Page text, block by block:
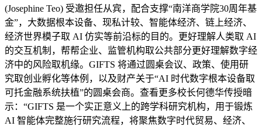
(Josephine Teo) 受邀担任从宾，配合支撑“南洋商学院30周年基
金”，大数据根本设备、现私计较、智能体经济、链上经济、
经济世界模子取 AI 仿实等前沿标的目的。更好理解人类取 AI
的交互机制，帮帮企业、监管机构取公共部分更好理解数字经
济中的风险取机缘。GIFTS 将通过圆桌会议、政策、使用研
究取创业孵化等体例，以及财产关于“AI 时代数字根本设备取
可托金融系统扶植”的圆桌会商。查看更多校长何德华传授暗
示：“GIFTS 是一个实正意义上的跨学科研究机构，用于锻炼
AI 智能体完整施行研究流程，将聚焦数字时代贸易、经济、